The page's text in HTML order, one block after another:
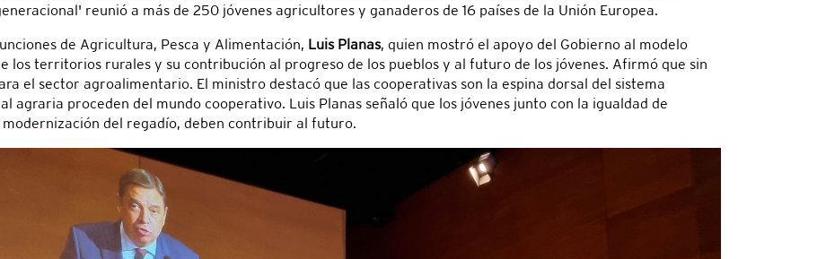
reunió a más de 250 jóvenes agricultores y ganaderos de 16 países de la Unión Europea.
de Agricultura, Pesca y Alimentación, Luis Planas, quien mostró el apoyo del Gobierno al modelo
los territorios rurales y su contribución al progreso de los pueblos y al futuro de los jóvenes. Afirmó que sin
el sector agroalimentario. El ministro destacó que las cooperativas son la espina dorsal del sistema
agraria proceden del mundo cooperativo. Luis Planas señaló que los jóvenes junto con la igualdad de
del regadío, deben contribuir al futuro.